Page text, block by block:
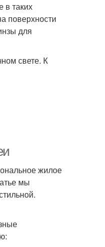
в таких
поверхности
для
свете. К
жилое
мы